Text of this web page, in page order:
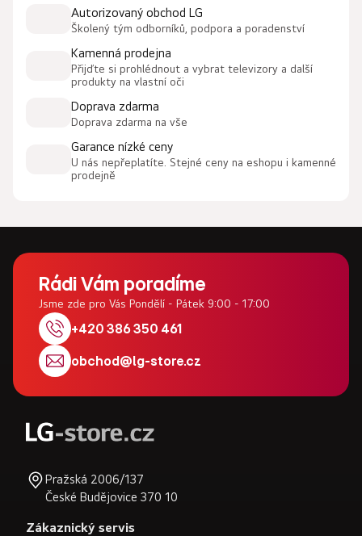
d
a
í
p
v
v
i
v
á
Autorizovaný obchod LG
Školený tým odborníků, podpora a poradenství
Kamenná prodejna
Přijďte si prohlédnout a vybrat televizory a další
produkty na vlastní oči
Doprava zdarma
Doprava zdarma na vše
Garance nízké ceny
U nás nepřeplatíte. Stejné ceny na eshopu i kamenné
prodejně
Rádi Vám poradíme
Jsme zde pro Vás Pondělí - Pátek 9:00 - 17:00
+420 386 350 461
obchod@lg-store.cz
Pražská 2006/137
České Budějovice 370 10
Zákaznický servis